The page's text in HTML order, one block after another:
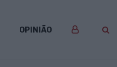
OPINIÃO